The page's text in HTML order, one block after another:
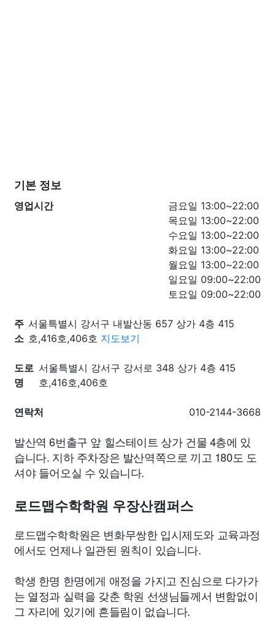
기본 정보
영업시간
금요일 13:00~22:00
목요일 13:00~22:00
수요일 13:00~22:00
화요일 13:00~22:00
월요일 13:00~22:00
일요일 09:00~22:00
토요일 09:00~22:00
주
소
서울특별시 강서구 내발산동 657 상가 4층 415
호,416호,406호 지도보기
도로
명
서울특별시 강서구 강서로 348 상가 4층 415
호,416호,406호
연락처 010-2144-3668
발산역 6번출구 앞 힐스테이트 상가 건물 4층에 있
습니다. 지하 주차장은 발산역쪽으로 끼고 180도 도
셔야 들어오실 수 있습니다.
로드맵수학학원 우장산캠퍼스
로드맵수학학원은 변화무쌍한 입시제도와 교육과정
에서도 언제나 일관된 원칙이 있습니다.
학생 한명 한명에게 애정을 가지고 진심으로 다가가
는 열정과 실력을 갖춘 학원 선생님들께서 변함없이
그 자리에 있기에 흔들림이 없습니다.